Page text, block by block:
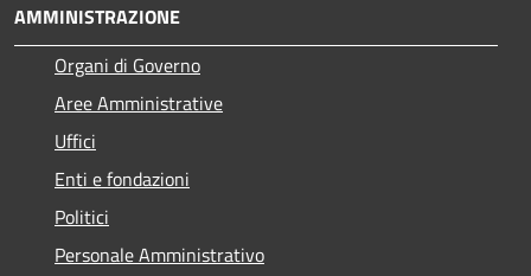
AMMINISTRAZIONE
Organi di Governo
Aree Amministrative
Uffici
Enti e fondazioni
Politici
Personale Amministrativo